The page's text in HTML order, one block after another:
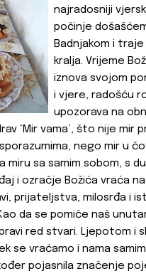
najradosniji
počinje
Badnjakom i
kralja. Vrijeme
iznova svojom
i vjere, radošću
upozorava na
‘Mir vama’, što nije mir
nego mir u
miru sa samim sobom, s
i ozračje Božića vraća
prijateljstva, milosrđa i
da se pomiče naš
red stvari. Ljepotom i
se vraćamo i nama
pojasnila značenje